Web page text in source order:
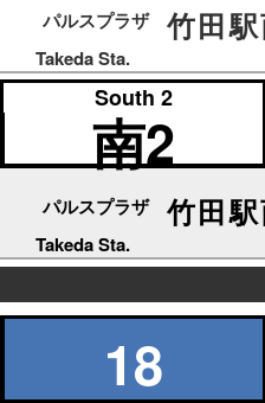
パルスプラザ 竹田
Takeda Sta.
South 2
南2
パルスプラザ 竹田
Takeda Sta.
の
18